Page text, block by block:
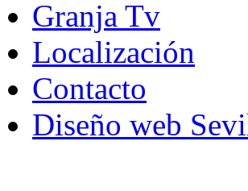
Granja Tv
Localización
Contacto
Diseño web